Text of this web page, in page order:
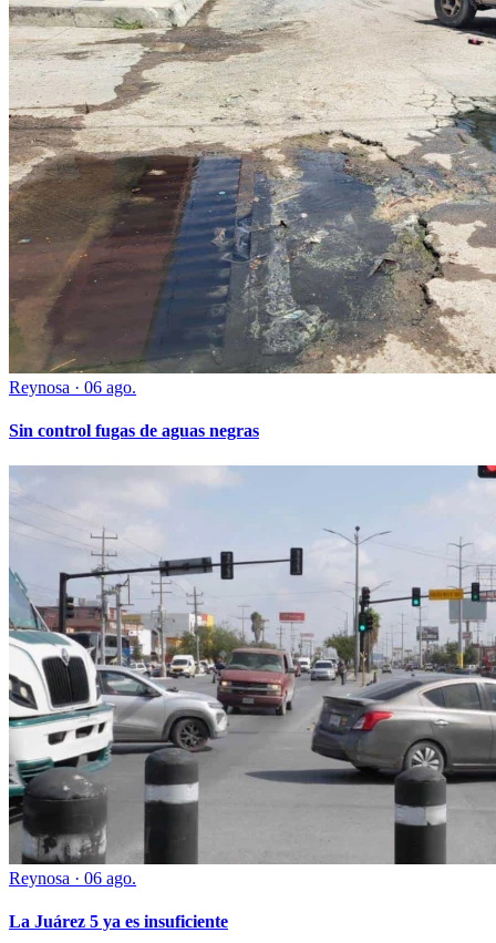
Reynosa · 06 ago.
Sin control fugas de aguas negras
Reynosa · 06 ago.
La Juárez 5 ya es insuficiente